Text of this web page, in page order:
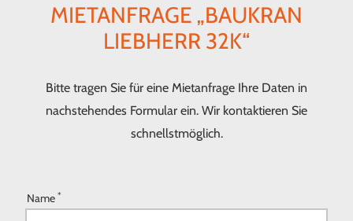
MIETANFRAGE „BAUKRAN
LIEBHERR 32K“
Bitte tragen Sie für eine Mietanfrage Ihre Daten in
nachstehendes Formular ein. Wir kontaktieren Sie
schnellstmöglich.
Name *